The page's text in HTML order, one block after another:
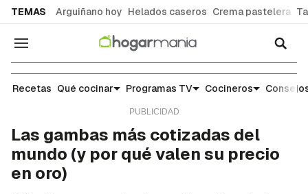
TEMAS Arguiñano hoy Helados caseros Crema pastelera
Navegación
Noticias y tendencias gastronómicas
Recetas Qué cocinar Programas TV Cocineros
Las gambas más cotizadas del
mundo (y por qué valen su precio
en oro)